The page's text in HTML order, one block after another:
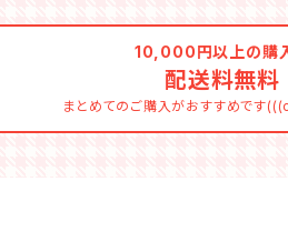
10,000円以上の購
配送料無料
まとめてのご購入がおすすめで